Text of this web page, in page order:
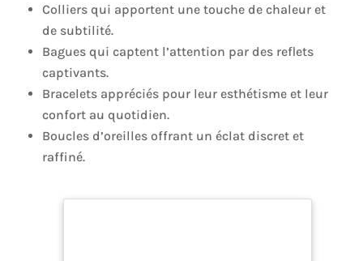
Colliers qui apportent une touche de chaleur et
de subtilité.
Bagues qui captent l’attention par des reflets
captivants.
Bracelets appréciés pour leur esthétisme et leur
confort au quotidien.
Boucles d’oreilles offrant un éclat discret et
raffiné.